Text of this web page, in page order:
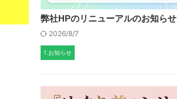
弊社HPのリニューアルのお知らせ
2026/8/7
1.お知らせ